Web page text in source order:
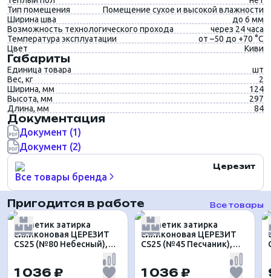
Тип помещения
Помещение сухое и высокой влажности
Ширина шва
до 6 мм
Возможность технологического прохода
через 24 часа
Температура эксплуатации
от –50 до +70 °C
Цвет
Киви
Габариты
Единица товара
шт
Вес, кг
2
Ширина, мм
124
Высота, мм
297
Длина, мм
84
Документация
Документ (1)
Документ (2)
Церезит
Все товары бренда
Пригодится в работе Все товары
Герметик затирка
силиконовая ЦЕРЕЗИТ
CS25 (№80 Небесный),
1 036 ₽
Герметик затирка
силиконовая ЦЕРЕЗИТ
CS25 (№45 Песчаник),
1 036 ₽